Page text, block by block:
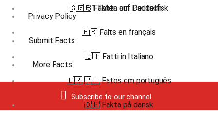
Privacy Policy
Submit Facts
More Facts
Subscribe to our channel
🇸🇪 31 Fakta om Paddelfisk
🇩🇪 Fakten auf Deutsch
🇫🇷 Faits en français
🇮🇹 Fatti in Italiano
🇧🇷 🇵🇹 Fatos em português
🇩🇰 Fakta på dansk